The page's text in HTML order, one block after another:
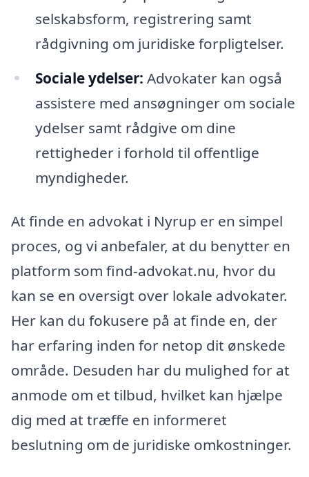
selskabsform, registrering samt
rådgivning om juridiske forpligtelser.
Sociale ydelser: Advokater kan også
assistere med ansøgninger om sociale
ydelser samt rådgive om dine
rettigheder i forhold til offentlige
myndigheder.
At finde en advokat i Nyrup er en simpel
proces, og vi anbefaler, at du benytter en
platform som find-advokat.nu, hvor du
kan se en oversigt over lokale advokater.
Her kan du fokusere på at finde en, der
har erfaring inden for netop dit ønskede
område. Desuden har du mulighed for at
anmode om et tilbud, hvilket kan hjælpe
dig med at træffe en informeret
beslutning om de juridiske omkostninger.